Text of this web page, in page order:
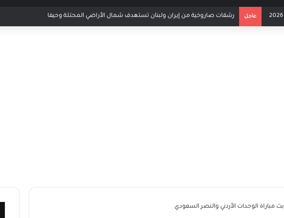
عاجل بث مباشر مباراة الأردن والإمارات في كأس العرب 2025
بث مباراة الوحدات الأردني والنصر السعودي